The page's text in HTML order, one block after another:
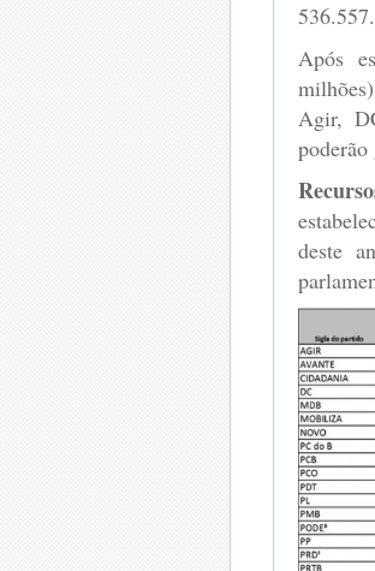
Após
Agir,
poderão
deste